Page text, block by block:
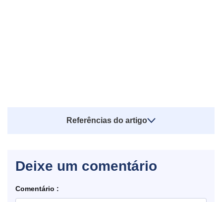
Referências do artigo
Deixe um comentário
Comentário